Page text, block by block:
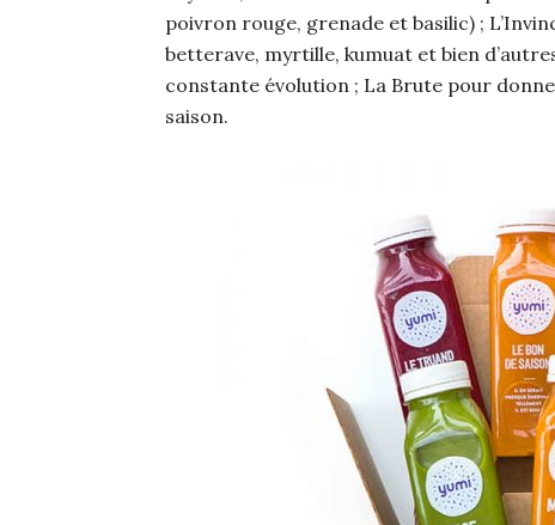
poivron rouge, grenade et basilic) ;
betterave, myrtille, kumuat et bien
constante évolution ; La Brute pour
saison.